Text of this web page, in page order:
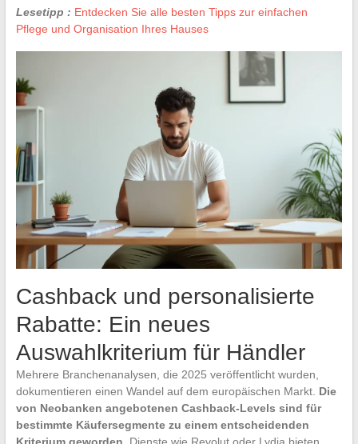
Lesetipp : Entdecken Sie alle besten Tipps zur einfachen
Pflege und Organisation Ihres Hauses
Cashback und personalisierte
Rabatte: Ein neues
Auswahlkriterium für Händler
Mehrere Branchenanalysen, die 2025 veröffentlicht wurden,
dokumentieren einen Wandel auf dem europäischen Markt. Die
von Neobanken angebotenen Cashback-Levels sind für
bestimmte Käufersegmente zu einem entscheidenden